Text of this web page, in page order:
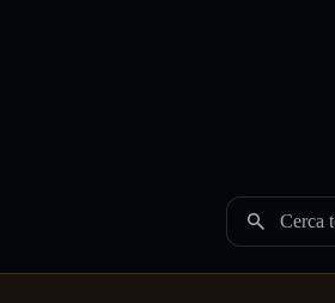
Cerca